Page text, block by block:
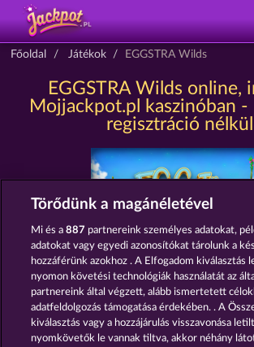
Főoldal Játékok EGGSTRA Wilds
EGGSTRA Wilds online,
Mojjackpot.pl kaszinóban -
regisztráció
Részvételi feltételek
Adatkezelési tájékoztató
Törődünk a magánéletével
Mi és a887 partnereink személyes adatokat,
adatokat vagy egyedi azonosítókat tárolunk a
hozzáférünk azokhoz . A Elfogadom kiválasztás
nyomon követési technológiák használatát az
partnereink által végzett, alább ismertetett
adatfeldolgozás támogatása érdekében. . A
kiválasztás vagy a hozzájárulás visszavonása
nyomkövetők le vannak tiltva, akkor néhány